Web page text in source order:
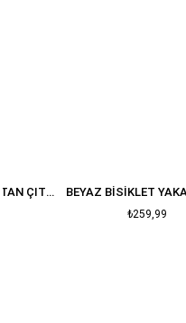
BEYAZ FITILLI ALTTAN ÇITÇITLI BODYSUIT
₺259,99